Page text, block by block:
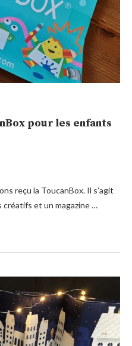
pour les enfants
reçu la ToucanBox. Il s’agit
créatifs et un magazine …